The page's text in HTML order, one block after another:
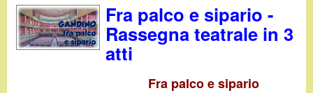
Fra palco e sipario -
Rassegna teatrale in 3
atti
Fra palco e sipario